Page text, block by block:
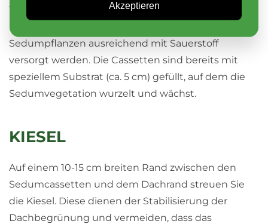
Trays, die mit einem Filtervlies umhüllt sind. Das
Filtervlies ‚atmet‘, so dass die Wurzeln der
Sedumpflanzen ausreichend mit Sauerstoff
versorgt werden. Die Cassetten sind bereits mit
speziellem Substrat (ca. 5 cm) gefüllt, auf dem die
Sedumvegetation wurzelt und wächst.
KIESEL
Auf einem 10-15 cm breiten Rand zwischen den
Sedumcassetten und dem Dachrand streuen Sie
die Kiesel. Diese dienen der Stabilisierung der
Dachbegrünung und vermeiden, dass das
Akzeptieren